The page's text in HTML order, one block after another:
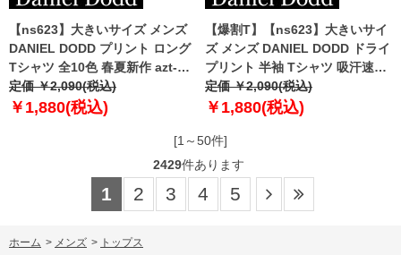
【ns623】大きいサイズ メンズ
DANIEL DODD プリント ロング
Tシャツ 全10色 春夏新作 azt-
2601pt1 【fre】
定価 ￥2,090(税込)
￥1,880(税込)
【爆割T】【ns623】大きいサイ
ズ メンズ DANIEL DODD ドライ
プリント 半袖 Tシャツ 吸汗速乾
春夏新作 azt-2602dry1 【fre】
定価 ￥2,090(税込)
￥1,880(税込)
[1～50件]
2429件あります
1 2 3 4 5
ホーム > メンズ > トップス